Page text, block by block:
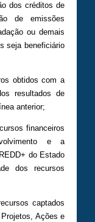
dos créditos de
de emissões
ou demais
seja beneficiário
obtidos com a
resultados de
anterior;
financeiros
e a
do Estado
dos recursos
captados
Ações e